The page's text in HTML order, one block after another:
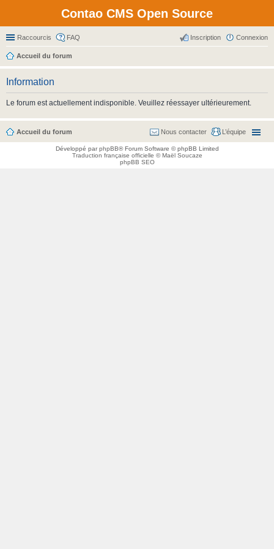
Contao CMS Open Source
Raccourcis FAQ Connexion
Inscription
Accueil du forum
Information
Le forum est actuellement indisponible. Veuillez réessayer ultérieurement.
Accueil du forum L’équipe
Nous contacter
Développé parphpBB® Forum Software © phpBB Limited
Traduction française officielle ©Maël Soucaze
phpBB SEO